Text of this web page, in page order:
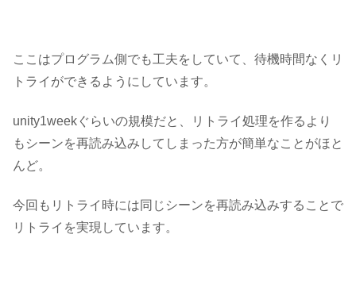
ここはプログラム側でも工夫をしていて、待機時間なくリ
トライができるようにしています。
unity1weekぐらいの規模だと、リトライ処理を作るより
も シーンを再読み込みしてしまった方が簡単なことがほと
んど。
今回もリトライ時には同じシーンを再読み込みすることで
リトライを実現しています。